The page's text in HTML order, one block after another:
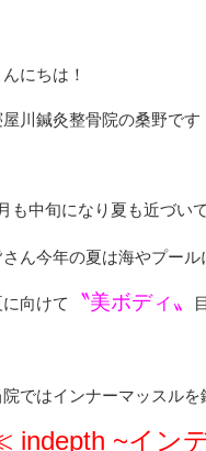
んにちは！
川鍼灸整骨院の桑野です
も中旬になり夏も近づい
さん今年の夏は海やプー
に向けて 〝美ボディ〟
院ではインナーマッスルを
indepth ~イン